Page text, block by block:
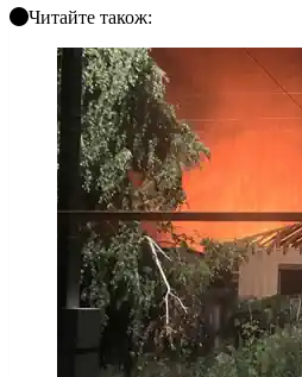
Читайте також: